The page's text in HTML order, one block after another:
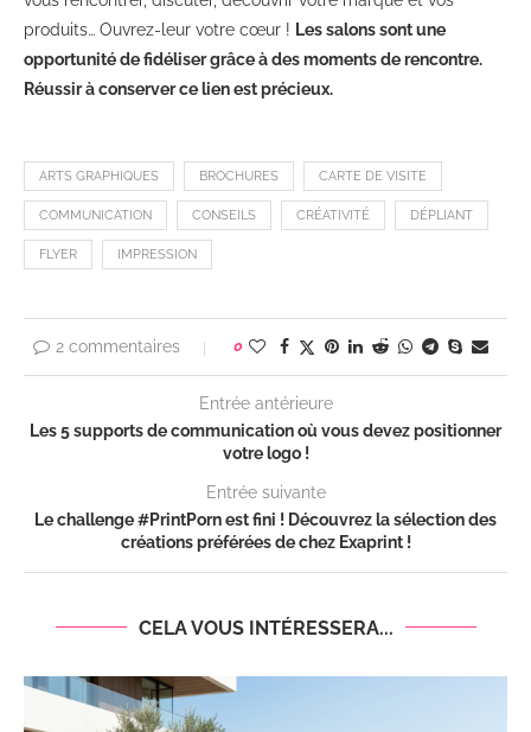
produits… Ouvrez-leur votre cœur ! Les salons sont une
opportunité de fidéliser grâce à des moments de rencontre.
Réussir à conserver ce lien est précieux.
ARTS GRAPHIQUES BROCHURES CARTE DE VISITE
COMMUNICATION CONSEILS CRÉATIVITÉ DÉPLIANT
FLYER IMPRESSION
2 commentaires 0
Entrée antérieure
Les 5 supports de communication où vous devez positionner
votre logo !
Entrée suivante
Le challenge #PrintPorn est fini ! Découvrez la sélection des
créations préférées de chez Exaprint !
CELA VOUS INTÉRESSERA...